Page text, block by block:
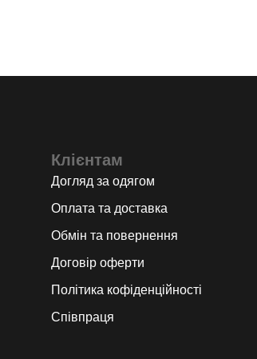
Клієнтам
Догляд за одягом
Оплата та доставка
Обмін та повернення
Договір оферти
Політика кофіденційності
Співпраця